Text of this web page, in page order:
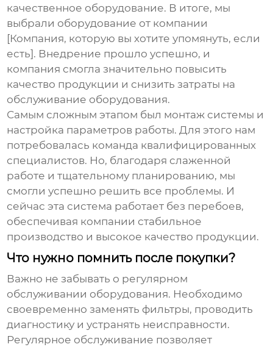
качественное оборудование. В итоге, мы
выбрали оборудование от компании
[Компания, которую вы хотите упомянуть, если
есть]. Внедрение прошло успешно, и
компания смогла значительно повысить
качество продукции и снизить затраты на
обслуживание оборудования.
Самым сложным этапом был монтаж системы и
настройка параметров работы. Для этого нам
потребовалась команда квалифицированных
специалистов. Но, благодаря слаженной
работе и тщательному планированию, мы
смогли успешно решить все проблемы. И
сейчас эта система работает без перебоев,
обеспечивая компании стабильное
производство и высокое качество продукции.
Что нужно помнить после покупки?
Важно не забывать о регулярном
обслуживании оборудования. Необходимо
своевременно заменять фильтры, проводить
диагностику и устранять неисправности.
Регулярное обслуживание позволяет